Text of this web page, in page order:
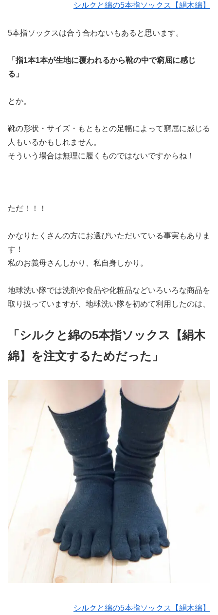
シルクと綿の5本指ソックス【絹木綿】
5本指ソックスは合う合わないもあると思います。
「指1本1本が生地に覆われるから靴の中で窮屈に感じ
る」
とか。
靴の形状・サイズ・もともとの足幅によって窮屈に感じる
人もいるかもしれません。
そういう場合は無理に履くものではないですからね！
ただ！！！
かなりたくさんの方にお選びいただいている事実もありま
す！
私のお義母さんしかり、私自身しかり。
地球洗い隊では洗剤や食品や化粧品などいろいろな商品を
取り扱っていますが、地球洗い隊を初めて利用したのは、
「シルクと綿の5本指ソックス【絹木
綿】を注文するためだった」
シルクと綿の5本指ソックス【絹木綿】